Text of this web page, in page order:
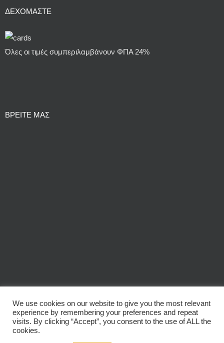
ΔΕΧΌΜΑΣΤΕ
Όλες οι τιμές συμπεριλαμβάνουν ΦΠΑ 24%
ΒΡΕΙΤΕ ΜΑΣ
© Copyright 2026 | Audio Labs * Get Wired | All Rights Reserved
We use cookies on our website to give you the most relevant
experience by remembering your preferences and repeat
visits. By clicking “Accept”, you consent to the use of ALL the
cookies.